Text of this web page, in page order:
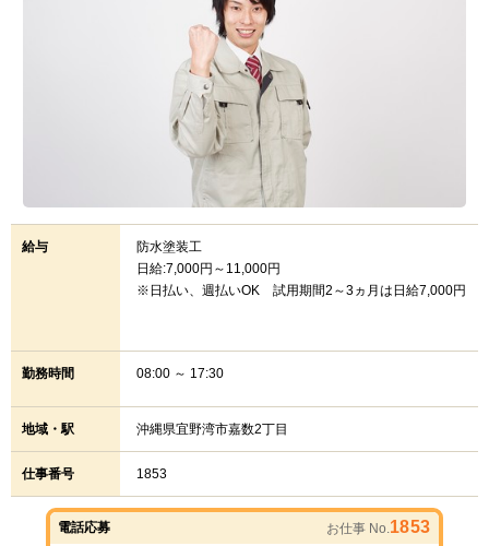
給与
防水塗装工
日給:7,000円～11,000円
※日払い、週払いOK 試用期間2～3ヵ月は日給7,000円
勤務時間 08:00 ～ 17:30
地域・駅 沖縄県宜野湾市嘉数2丁目
仕事番号 1853
電話応募 お仕事 No. 1853